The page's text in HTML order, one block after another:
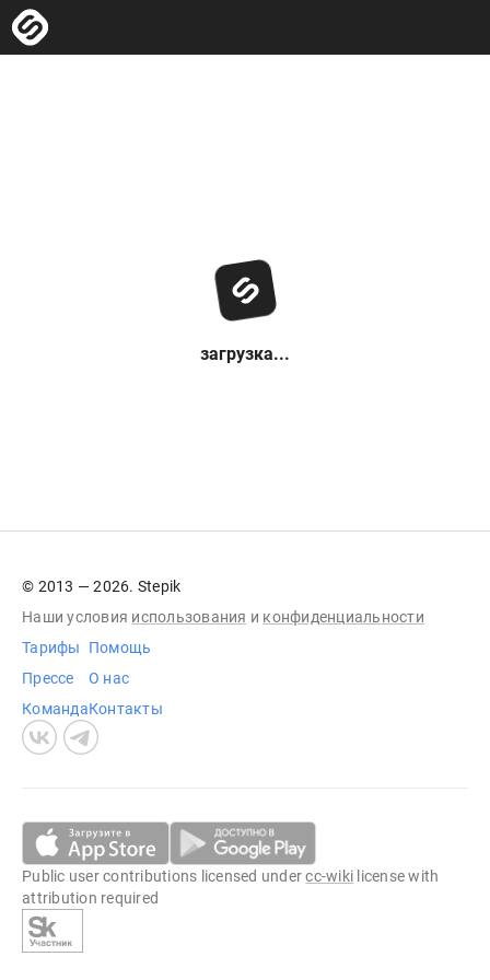
загрузка...
© 2013 — 2026. Stepik
Наши условия использования и конфиденциальности
Тарифы
Прессе
Команда
Помощь
О нас
Контакты
Public user contributions licensed undercc-wiki license with
attribution required